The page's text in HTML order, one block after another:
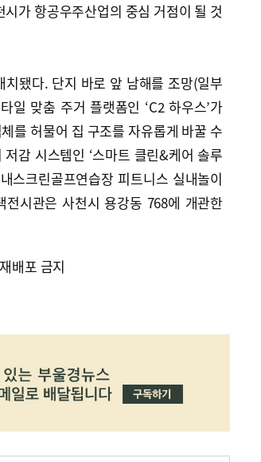
가 항공우주산업의 중심 거점이 될 것
됐다. 단지 바로 앞 남해를 조망(일부
일 맞춤 주거 플랫폼인 ‘C2 하우스’가
를 허물어 집 구조를 자유롭게 바꿀 수
감 시스템인 ‘스마트 클린&케어 솔루
스크린골프연습장 피트니스 실내놀이
시관은 사천시 용강동 768에 개관한
배포 금지